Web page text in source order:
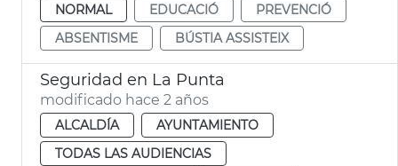
NORMAL
EDUCACIÓ
PREVENCIÓ
ABSENTISME
BÚSTIA ASSISTEIX
Seguridad en La Punta
modificado hace 2 años
ALCALDÍA
AYUNTAMIENTO
TODAS LAS AUDIENCIAS